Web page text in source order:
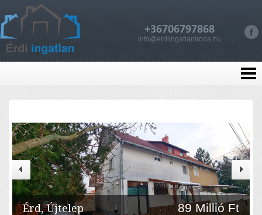
+36706797868
info@erdiingatlaniroda.hu
Érd, Újtelep 89 Millió Ft